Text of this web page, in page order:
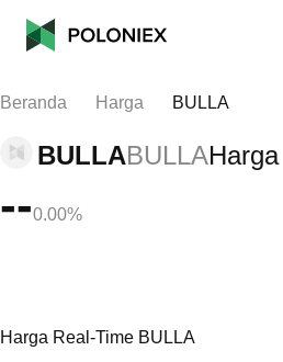
Beranda Harga BULLA
BULLABULLAHarga
--0.00%
Harga Real-Time BULLA